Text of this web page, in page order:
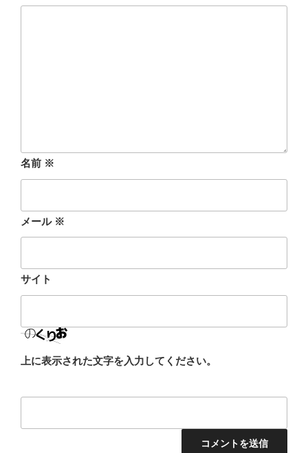
名前 ※
メール ※
サイト
上に表示された文字を入力してください。